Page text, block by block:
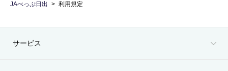
JAべっぷ日出 利用規定
サービス